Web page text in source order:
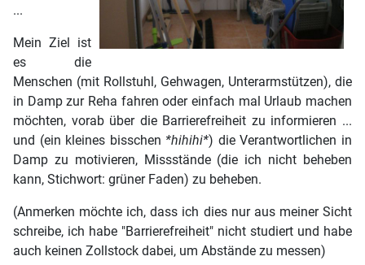
...
Mein Ziel ist
es die
Menschen (mit Rollstuhl, Gehwagen, Unterarmstützen), die
in Damp zur Reha fahren oder einfach mal Urlaub machen
möchten, vorab über die Barrierefreiheit zu informieren ...
und (ein kleines bisschen *hihihi*) die Verantwortlichen in
Damp zu motivieren, Missstände (die ich nicht beheben
kann, Stichwort: grüner Faden) zu beheben.
(Anmerken möchte ich, dass ich dies nur aus meiner Sicht
schreibe, ich habe "Barrierefreiheit" nicht studiert und habe
auch keinen Zollstock dabei, um Abstände zu messen)